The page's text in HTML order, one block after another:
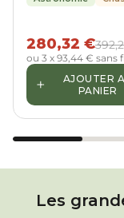
met schuine
280,32 €
ou 3 x 93,44 € sans
+
AJOUTER
PANIER
Les